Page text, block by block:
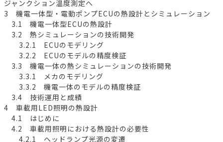
ジャンクション温度測定へ
3 機電一体型・電動ポンプECUの熱設計とシミュレーション
3.1 機電一体型ECUの熱設計
3.2 熱シミュレーションの技術開発
3.2.1 ECUのモデリング
3.2.2 ECUのモデルの精度検証
3.3 機電一体の熱シミュレーションの技術開発
3.3.1 メカのモデリング
3.3.2 機電一体のモデルの精度検証
3.4 技術運用と成績
4 車載用LED照明の熱設計
4.1 はじめに
4.2 車載用照明における熱設計の必要性
4.2.1 ヘッドランプ光源の変遷